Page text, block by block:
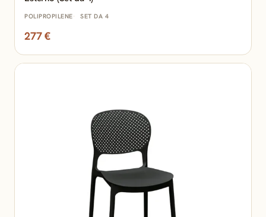
POLIPROPILENE SET DA 4
277 €